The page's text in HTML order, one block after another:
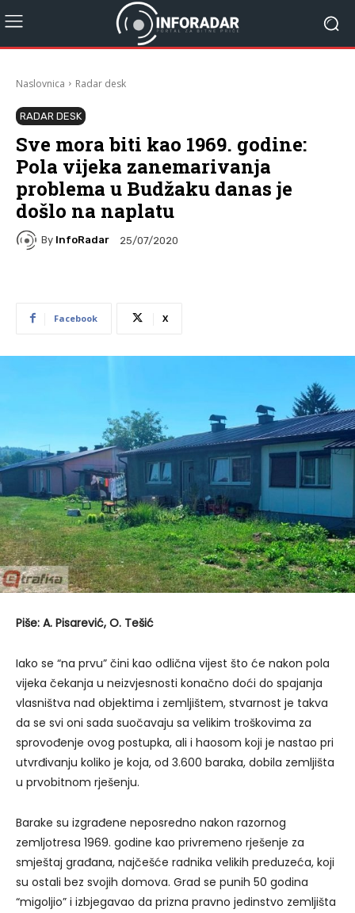
Naslovnica Radar desk
RADAR DESK
Sve mora biti kao 1969. godine:
Pola vijeka zanemarivanja
problema u Budžaku danas je
došlo na naplatu
By InfoRadar 25/07/2020
Facebook X
Piše: A. Pisarević, O. Tešić
Iako se “na prvu” čini kao odlična vijest što će nakon pola
vijeka čekanja u neizvjesnosti konačno doći do spajanja
vlasništva nad objektima i zemljištem, stvarnost je takva
da se svi oni sada suočavaju sa velikim troškovima za
sprovođenje ovog postupka, ali i haosom koji je nastao pri
utvrđivanju koliko je koja, od 3.600 baraka, dobila zemljišta
u prvobitnom rješenju.
Barake su izgrađene neposredno nakon razornog
zemljotresa 1969. godine kao privremeno rješenje za
smještaj građana, najčešće radnika velikih preduzeća, koji
su ostali bez svojih domova. Grad se punih 50 godina
“migoljio” i izbjegavao da prizna pravno jedinstvo zemljišta